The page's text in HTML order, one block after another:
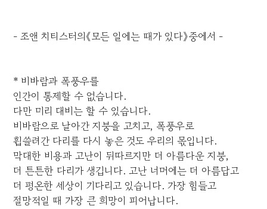
- 조앤 치티스터의《모든 일에는 때가 있다》중에서 -
* 비바람과 폭풍우를
인간이 통제할 수 없습니다.
다만 미리 대비는 할 수 있습니다.
비바람으로 날아간 지붕을 고치고, 폭풍우로
휩쓸려간 다리를 다시 놓은 것도 우리의 몫입니다.
막대한 비용과 고난이 뒤따르지만 더 아름다운 지붕,
더 튼튼한 다리가 생깁니다. 고난 너머에는 더 아름답고
더 평온한 세상이 기다리고 있습니다. 가장 힘들고
절망적일 때 가장 큰 희망이 피어납니다.